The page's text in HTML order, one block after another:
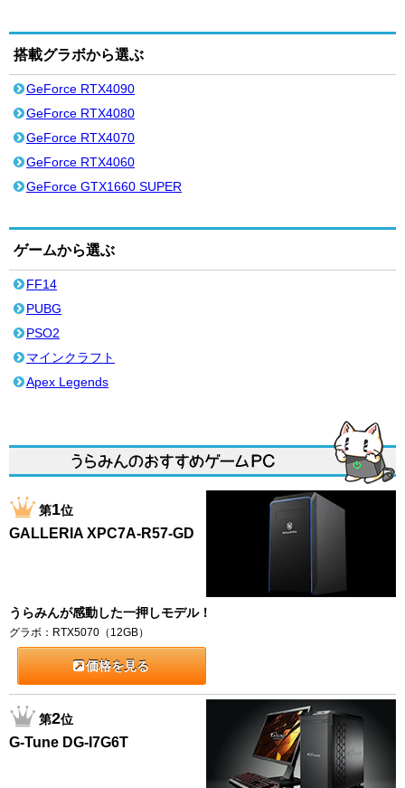
搭載グラボから選ぶ
GeForce RTX4090
GeForce RTX4080
GeForce RTX4070
GeForce RTX4060
GeForce GTX1660 SUPER
ゲームから選ぶ
FF14
PUBG
PSO2
マインクラフト
Apex Legends
第1位
GALLERIA XPC7A-R57-GD
うらみんが感動した一押しモデル！
グラボ：RTX5070（12GB）
価格を見る
第2位
G-Tune DG-I7G6T